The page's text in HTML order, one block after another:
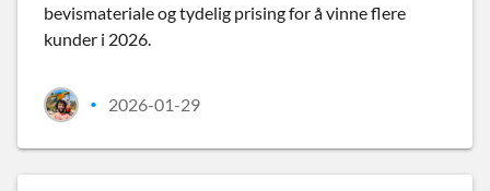
bevismateriale og tydelig prising for å vinne flere
kunder i 2026.
• 2026-01-29